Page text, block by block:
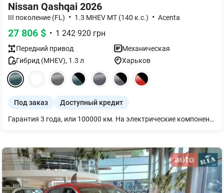
Nissan Qashqai 2026
III поколение (FL) • 1.3 MHEV MT (140 к.с.) • Acenta
27 806 $ • 1 242 920 грн
Передний привод
Механическая
Гибрид (MHEV), 1.3 л Харьков
Под заказ Доступный кредит
Гарантия 3 года, или 100000 км. На электрические компоненты силовой установки 5 лет, или 100000 км.